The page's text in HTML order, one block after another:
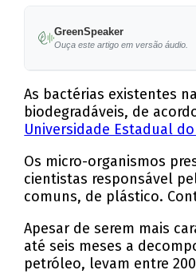
GreenSpeaker
Ouça este artigo em versão áudio.
As bactérias existentes
biodegradáveis, de
Universidade Estadual
Os micro-organismos
cientistas responsável
comuns, de plástico.
Apesar de serem mais
até seis meses a
petróleo, levam entre